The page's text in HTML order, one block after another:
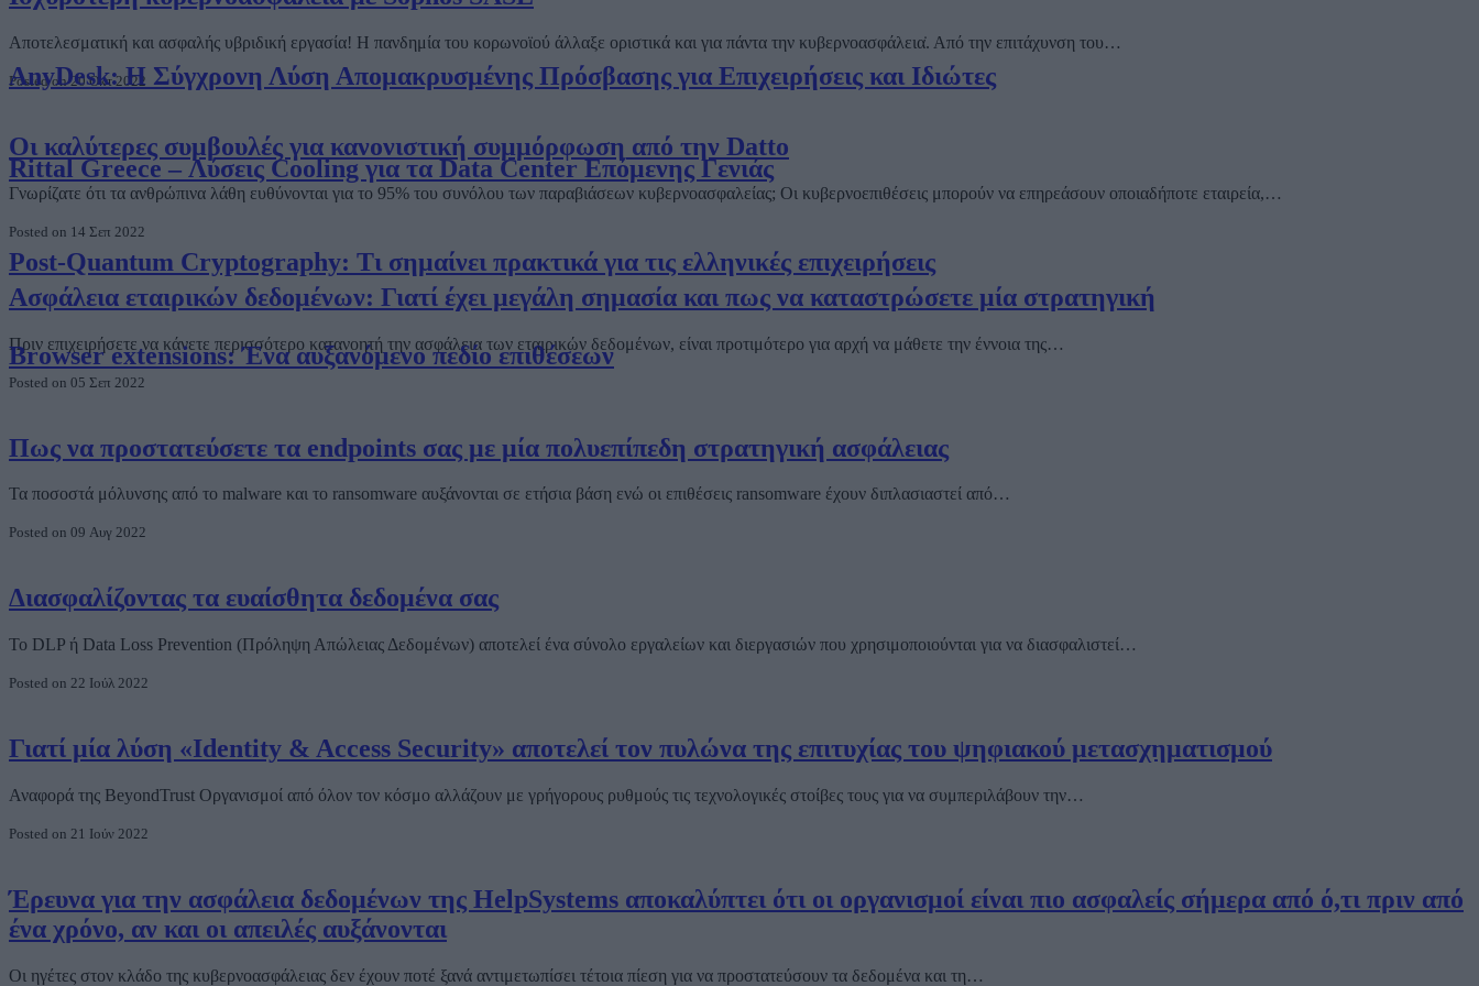
AnyDesk: Η Σύγχρονη Λύση Απομακρυσμένης Πρόσβασης για Επιχειρήσεις και Ιδιώτες
Rittal Greece – Λύσεις Cooling για τα Data Center Επόμενης Γενιάς
Post-Quantum Cryptography: Τι σημαίνει πρακτικά για τις ελληνικές επιχειρήσεις
Browser extensions: Ένα αυξανόμενο πεδίο επιθέσεων
Αποτελεσματική και ασφαλής υβριδική εργασία! Η πανδημία του κορωνοϊού άλλαξε οριστικά και για πάντα την κυβερνοασφάλεια̇. Από την επιτάχυνση του…
Posted on 20 Οκτ 2022
Οι καλύτερες συμβουλές για κανονιστική συμμόρφωση από την Datto
Γνωρίζατε ότι τα ανθρώπινα λάθη ευθύνονται για το 95% του συνόλου των παραβιάσεων κυβερνοασφαλείας; Οι κυβερνοεπιθέσεις μπορούν να επηρεάσουν οποιαδήποτε εταιρεία,…
Posted on 14 Σεπ 2022
Ασφάλεια εταιρικών δεδομένων: Γιατί έχει μεγάλη σημασία και πως να καταστρώσετε μία στρατηγική
Πριν επιχειρήσετε να κάνετε περισσότερο κατανοητή την ασφάλεια των εταιρικών δεδομένων, είναι προτιμότερο για αρχή να μάθετε την έννοια της…
Posted on 05 Σεπ 2022
Πως να προστατεύσετε τα endpoints σας με μία πολυεπίπεδη στρατηγική ασφάλειας
Τα ποσοστά μόλυνσης από το malware και το ransomware αυξάνονται σε ετήσια βάση ενώ οι επιθέσεις ransomware έχουν διπλασιαστεί από…
Posted on 09 Αυγ 2022
Διασφαλίζοντας τα ευαίσθητα δεδομένα σας
Το DLP ή Data Loss Prevention (Πρόληψη Απώλειας Δεδομένων) αποτελεί ένα σύνολο εργαλείων και διεργασιών που χρησιμοποιούνται για να διασφαλιστεί…
Posted on 22 Ιούλ 2022
Γιατί μία λύση «Identity & Access Security» αποτελεί τον πυλώνα της επιτυχίας του ψηφιακού μετασχηματισμού
Αναφορά της BeyondTrust Οργανισμοί από όλον τον κόσμο αλλάζουν με γρήγορους ρυθμούς τις τεχνολογικές στοίβες τους για να συμπεριλάβουν την…
Posted on 21 Ιούν 2022
Έρευνα για την ασφάλεια δεδομένων της HelpSystems αποκαλύπτει ότι οι οργανισμοί είναι πιο ασφαλείς σήμερα από ό,τι πριν από
ένα χρόνο, αν και οι απειλές αυξάνονται
Οι ηγέτες στον κλάδο της κυβερνοασφάλειας δεν έχουν ποτέ ξανά αντιμετωπίσει τέτοια πίεση για να προστατεύσουν τα δεδομένα και τη…